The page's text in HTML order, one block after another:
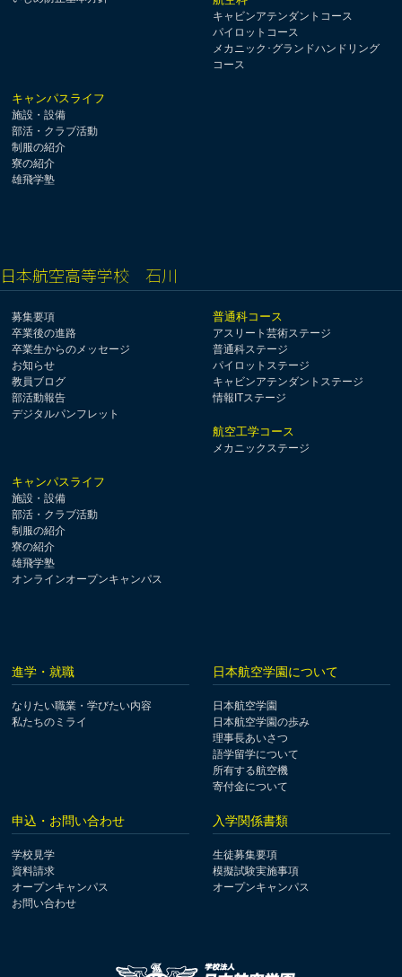
キャビンアテンダントコース
パイロットコース
メカニック･グランドハンドリング
コース
キャンパスライフ
施設・設備
部活・クラブ活動
制服の紹介
寮の紹介
雄飛学塾
日本航空高等学校 石川
募集要項
卒業後の進路
卒業生からのメッセージ
お知らせ
教員ブログ
部活動報告
デジタルパンフレット
普通科コース
アスリート芸術ステージ
普通科ステージ
パイロットステージ
キャビンアテンダントステージ
情報ITステージ
航空工学コース
メカニックステージ
キャンパスライフ
施設・設備
部活・クラブ活動
制服の紹介
寮の紹介
雄飛学塾
オンラインオープンキャンパス
進学・就職
なりたい職業・学びたい内容
私たちのミライ
日本航空学園について
日本航空学園
日本航空学園の歩み
理事長あいさつ
語学留学について
所有する航空機
寄付金について
申込・お問い合わせ
学校見学
資料請求
オープンキャンパス
お問い合わせ
入学関係書類
生徒募集要項
模擬試験実施事項
オープンキャンパス